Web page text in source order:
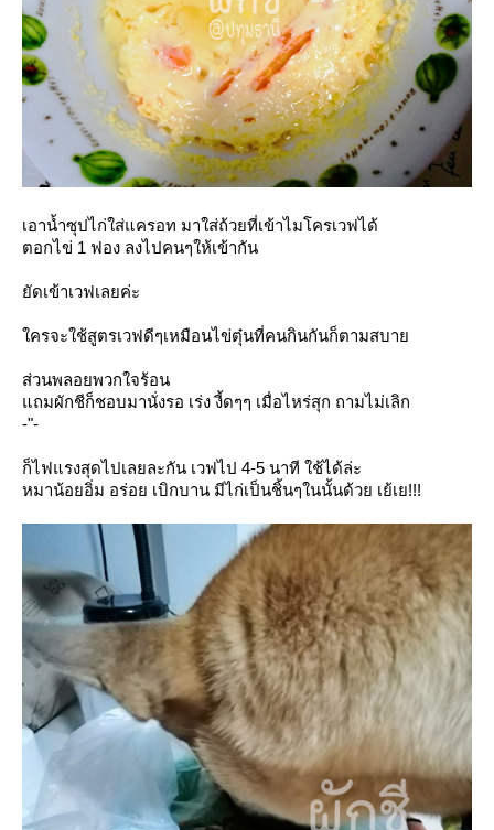
เอาน้ำซุปไก่ใส่แครอท มาใส่ถ้วยที่เข้าไมโครเวฟได้
ตอกไข่ 1 ฟอง ลงไปคนๆให้เข้ากัน
ัดเข้าเวฟเลยค่ะ
ครจะใช้สูตรเวฟดีๆเหมือนไข่ตุ๋นที่คนกินกันก็ตามสบา
ส่วนพลอยพวกใจร้อน
ถมผักชีก็ชอบมานั่งรอ เร่ง งี้ดๆๆ เมื่อไหร่สุก ถามไม่เลิก
-"-
ก็ไฟแรงสุดไปเลยละกัน เวฟไป 4-5 นาที ใช้ได้ล่ะ
หมาน้อยอิ่ม อร่อย เบิกบาน มีไก่เป็นชิ้นๆในนั้นด้วย เย้เย!!!